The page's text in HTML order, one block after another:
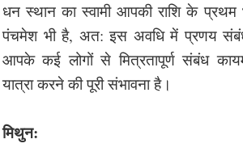
धन स्थान का स्वामी आपकी राशि के
पंचमेश भी है, अत: इस अवधि में प्रणय
आपके कई लोगों से मित्रतापूर्ण संबंध
यात्रा करने की पूरी संभावना है।
मिथुन: